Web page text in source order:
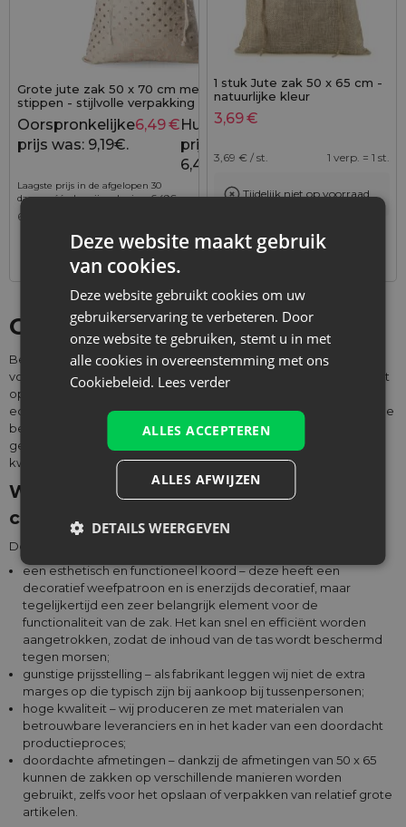
Grote jute zak 50 x 70 cm met gouden
stippen - stijlvolle verpakking voor royale
cadeaus
9,19
Oorspronkelijke
prijs was: 9,19€.
6,49€Huidige
prijs is:
6,49€.
Laagste prijs in de afgelopen 30
dagen vóór de prijsverlaging:6,49€.
6,49
verp. +
1 stuk Jute zak 50 x 65 cm -
natuurlijke kleur
3,69€
3,69 € / st. 1 verp. = 1 st.
Tijdelijk niet op voorraad
Grote zakken 50 x 65 cm
Bent u op zoek naar herbruikbare organizers of een alternatief
voor wegwerp draagtassen en boodschappentassen? U had niet
op een betere plek kunnen komen. In ons assortiment vindt u
ecologische producten, tegen goede prijzen en gemaakt van de
beste materialen. Wij zorgen ervoor dat ze duurzaam en
gemakkelijk te reinigen zijn en voldoen aan de
kwaliteitsverwachtingen van onze klanten.
Wat maakt de grote zakken van 50 x 65
cm speciaal?
De grote zakken van 50 x 65 cm hebben:
een esthetisch en functioneel koord – deze heeft een
decoratief weefpatroon en is enerzijds decoratief, maar
tegelijkertijd een zeer belangrijk element voor de
functionaliteit van de zak. Het kan snel en efficiënt worden
aangetrokken, zodat de inhoud van de tas wordt beschermd
tegen morsen;
gunstige prijsstelling – als fabrikant leggen wij niet de extra
marges op die typisch zijn bij aankoop bij tussenpersonen;
hoge kwaliteit – wij produceren ze met materialen van
betrouwbare leveranciers en in het kader van een doordacht
productieproces;
doordachte afmetingen – dankzij de afmetingen van 50 x 65
kunnen de zakken op verschillende manieren worden
gebruikt, zelfs voor het opslaan of verpakken van relatief grote
artikelen.
Deze website maakt gebruik
van cookies.
Deze website gebruikt cookies om uw
gebruikerservaring te verbeteren. Door
onze website te gebruiken, stemt u in met
alle cookies in overeenstemming met ons
Cookiebeleid. Lees verder
ALLES ACCEPTEREN
ALLES AFWIJZEN
DETAILS WEERGEVEN